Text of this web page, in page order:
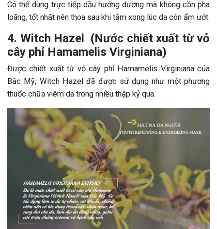
Có thể dùng trực tiếp dầu hướng dương mà không cần pha
loãng, tốt nhất nên thoa sau khi tắm xong lúc da còn ẩm ướt.
4. Witch Hazel (Nước chiết xuất từ vỏ
cây phỉ Hamamelis Virginiana)
Được chiết xuất từ vỏ cây phỉ Hamamelis Virginiana của
Bắc Mỹ, Witch Hazel đã được sử dụng như một phương
thuốc chữa viêm da trong nhiều thập kỷ qua.